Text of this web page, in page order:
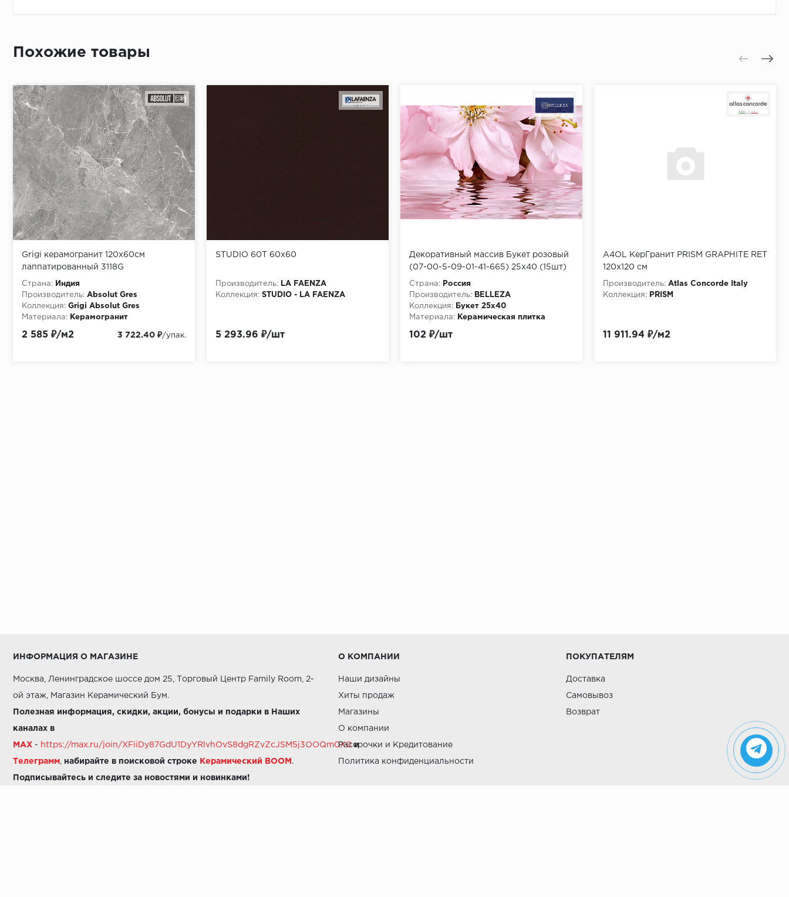
Срок предоставления кредита от 3 до 36 месяцев Срок предоставления рассрочки от 3 до 10 месяцев
Похожие товары
Grigi керамогранит 120x60см
лаппатированный 3118G
Страна:
Индия
Производитель: Absolut Gres
Коллекция: Grigi Absolut Gres
Материала:
Керамогранит
2 585 ₽/м2 3 722.40 ₽/упак.
STUDIO 60T 60x60
Производитель:
LA FAENZA
Коллекция: STUDIO - LA FAENZA
5 293.96 ₽/шт
Декоративный массив Букет розовый
(07-00-5-09-01-41-665) 25х40 (15шт)
Страна:
Россия
Производитель:
BELLEZA
Коллекция:
Букет 25х40
Материала:
Керамическая плитка
102 ₽/шт
A4OL КерГранит PRISM GRAPHITE RET
120x120 см
Производитель: Atlas Concorde Italy
Коллекция:
PRISM
11 911.94 ₽/м2
ИНФОРМАЦИЯ О МАГАЗИНЕ
Москва, Ленинградское шоссе дом 25, Торговый Центр Family Room, 2-
ой этаж, Магазин Керамический Бум.
Полезная информация, скидки, акции, бонусы и подарки в Наших
каналах в
MAX - https://max.ru/join/XFiiDy87GdU1DyYRlvhOvS8dgRZvZcJSM5j3OOQm0X0 и
Телеграмм набирайте в поисковой строке Керамический BOOM .
Подписывайтесь и следите за новостями и новинками!
О КОМПАНИИ
Наши дизайны
Хиты продаж
Магазины
О компании
Рассрочки и Кредитование
Политика конфиденциальности
ПОКУПАТЕЛЯМ
Доставка
Самовывоз
Возврат